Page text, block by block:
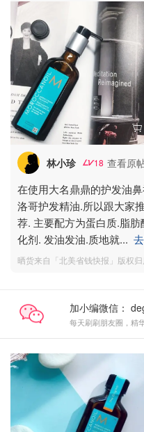
林小珍 18 查看原
在使用大名鼎鼎的护发油
洛哥护发精油.所以跟大家
荐. 主要配方为蛋白质.脂
化剂. 发油发油.质地就...
晒货来自「北美省钱快报」版权
加小编微信：
每天刷刷朋友圈，精